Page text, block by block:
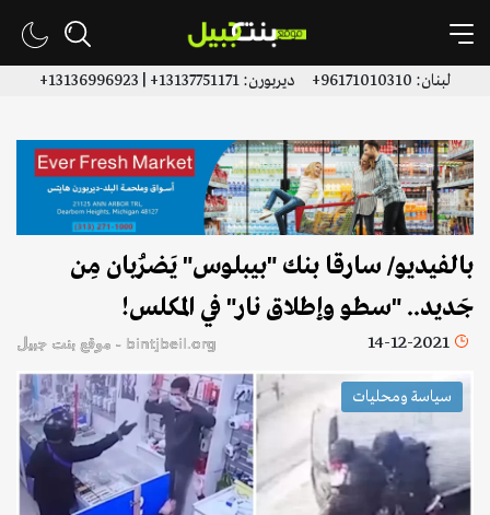
لبنان: 96171010310+ ديربورن: 13137751171+ | 13136996923+
بالفيديو/ سارقا بنك "بيبلوس" يَضرُبان مِن
جَديد.. "سطو وإطلاق نار" في المكلس!
14-12-2021 bintjbeil.org - موقع بنت جبيل
سياسة ومحليات